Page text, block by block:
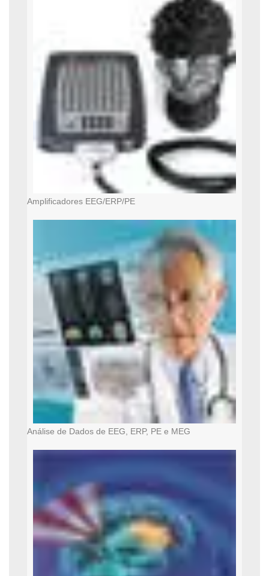
Amplificadores EEG/ERP/PE
Análise de Dados de EEG, ERP, PE e MEG